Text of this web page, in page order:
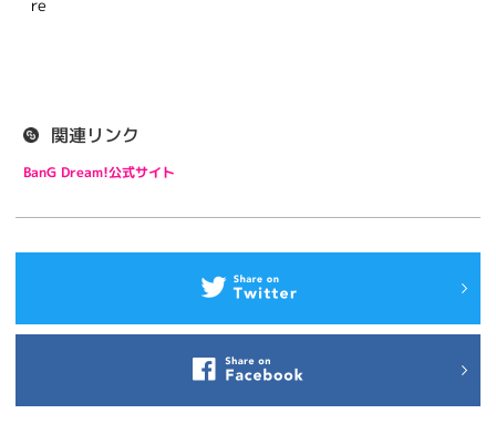
re
関連リンク
BanG Dream!公式サイト